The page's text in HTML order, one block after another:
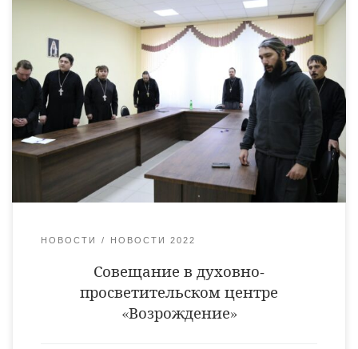
16 декабря в духовно-просветительском центре
«Возрождение» города Кирсанова под председательством
епископа Уваровского и Кирсановского Игнатия состоялось
рабочее совещание духовенства Уваровской епархии по
вопросам работы с молодежью. Рабочая встреча правящего
архиерея и священнослужителей Уваровской епархии
позволила обсудить ряд вопросов. В первую очередь речь шла
о взаимодействии представителей духовенства с
образовательными учреждениями, детских садов, детских
НОВОСТИ НОВОСТИ 2022
Совещание в духовно-
просветительском центре
«Возрождение»